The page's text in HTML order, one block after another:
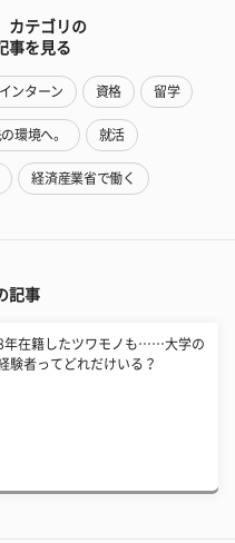
カテゴリの
事を見る
インターン 資格 留学
環境へ。 就活
経済産業省で働く
記事
年在籍したツワモノも……大学の
験者ってどれだけいる？